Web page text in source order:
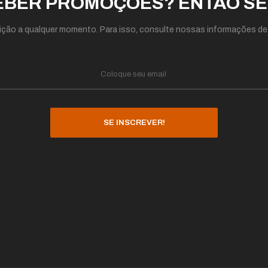
a qualquer momento. Para isso, consulte nossas informações